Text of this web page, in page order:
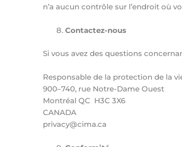
n’a aucun contrôle sur l’endroit où
Contactez-nous
Si vous avez des questions
Responsable de la protection de la
900–740, rue Notre-Dame Ouest
Montréal QC H3C 3X6
CANADA
privacy@cima.ca